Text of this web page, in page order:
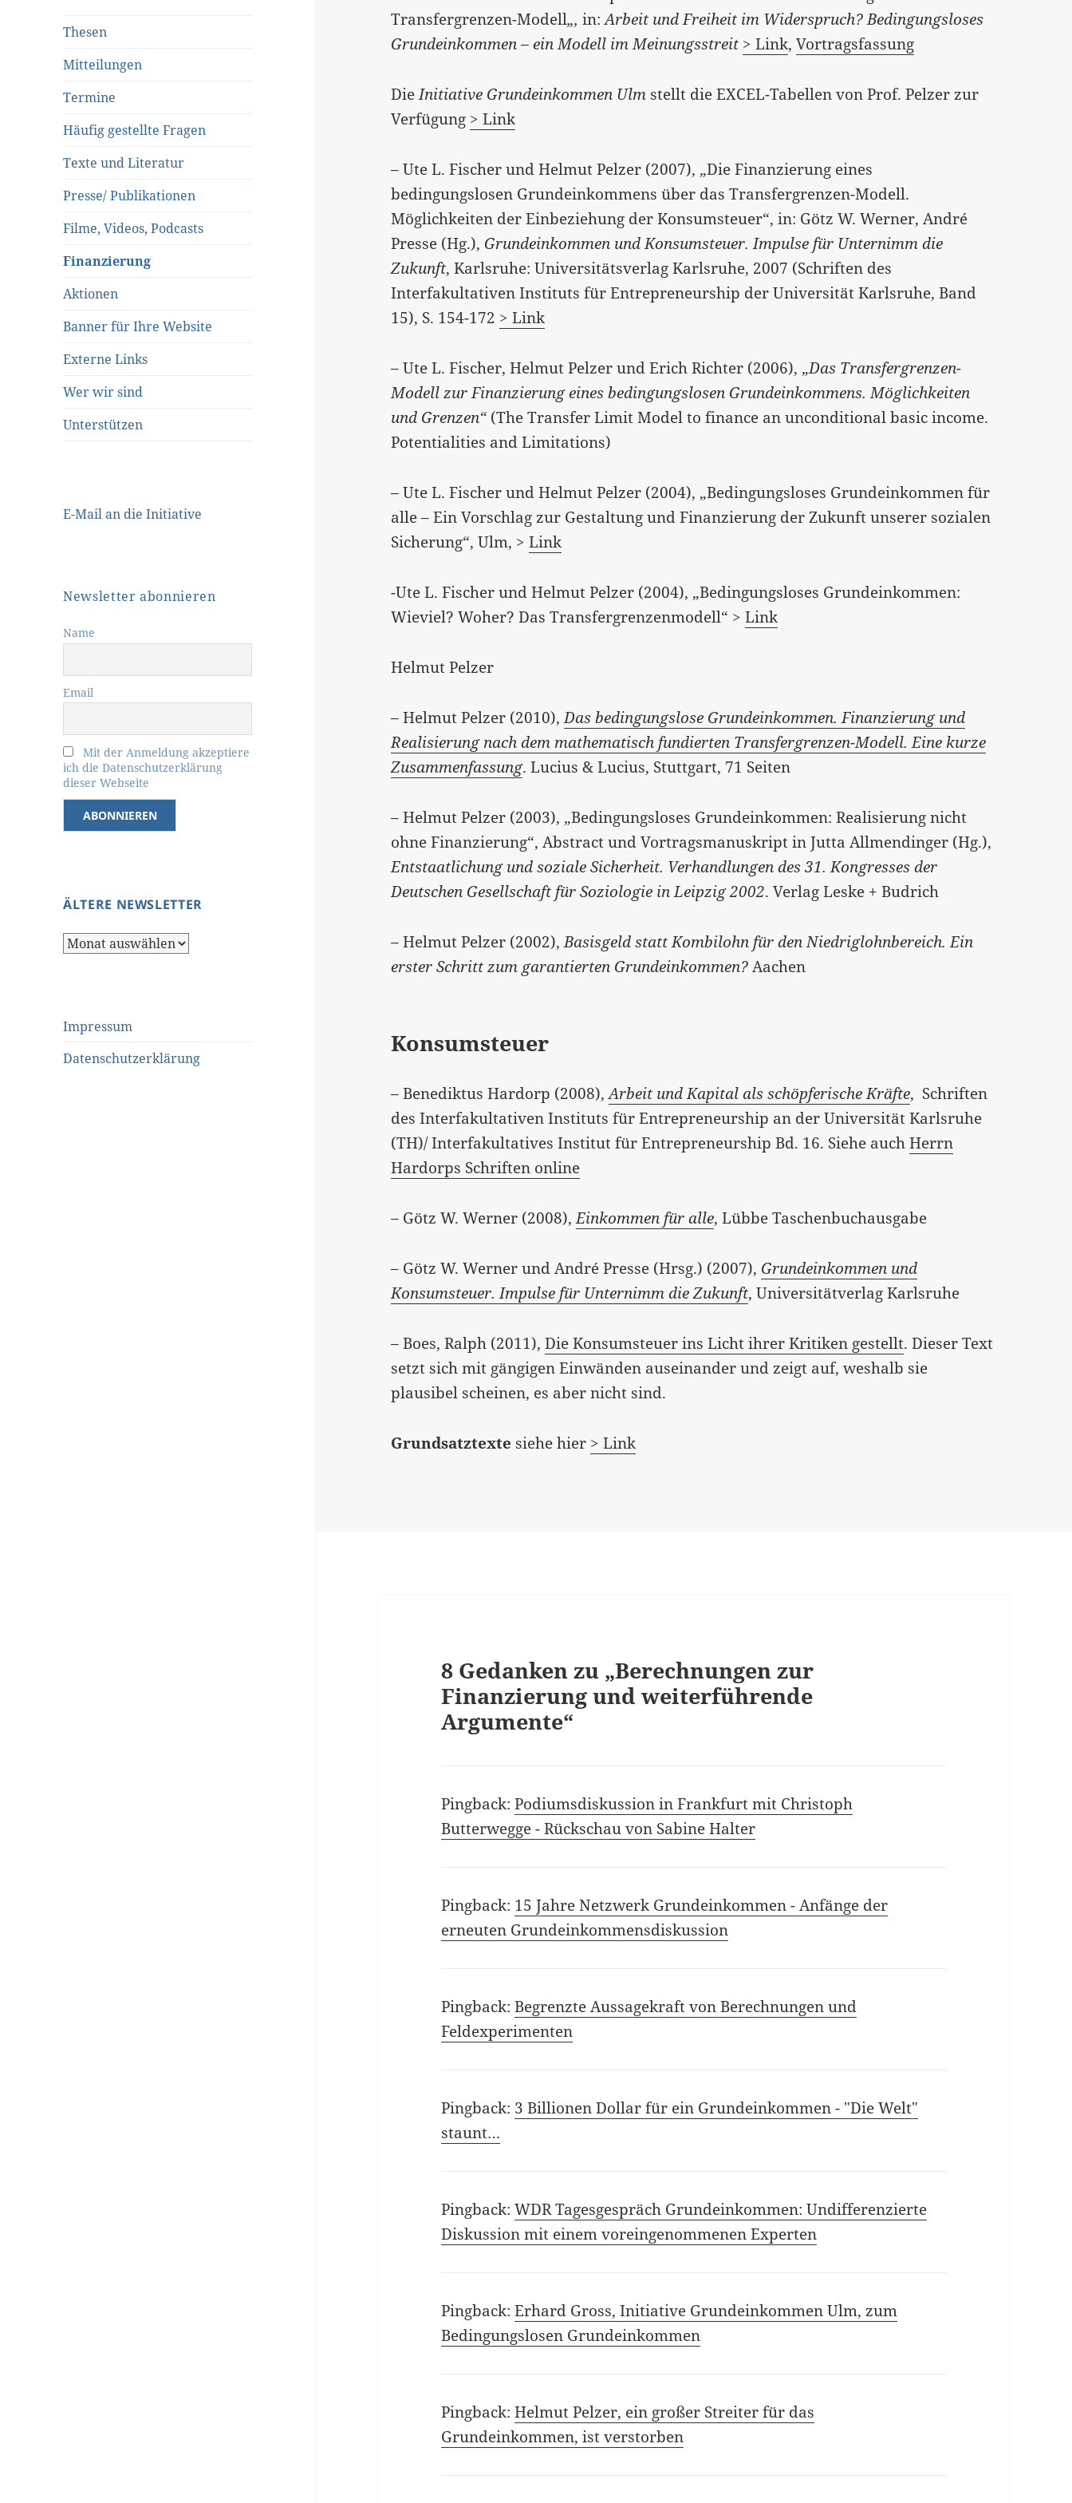
Thesen
Mitteilungen
Termine
Häufig gestellte Fragen
Texte und Literatur
Presse/ Publikationen
Filme, Videos, Podcasts
Finanzierung
Aktionen
Banner für Ihre Website
Externe Links
Wer wir sind
Unterstützen
E-Mail an die Initiative
Newsletter abonnieren
Name
Email
Mit der Anmeldung akzeptiere
ich die Datenschutzerklärung
dieser Webseite
ÄLTERE NEWSLETTER
Ältere
Impressum
Datenschutzerklärung
Transfergrenzen-Modell„,in:Arbeit und Freiheit im Widerspruch? Bedingungsloses
Grundeinkommen – ein Modell im Meinungsstreit > Link,Vortragsfassung
DieInitiative Grundeinkommen Ulm stellt die EXCEL-Tabellen von Prof. Pelzer zur
Verfügung > Link
– Ute L. Fischer und Helmut Pelzer (2007), „Die Finanzierung eines
bedingungslosen Grundeinkommens über das Transfergrenzen-Modell.
Möglichkeiten der Einbeziehung der Konsumsteuer“, in: Götz W. Werner, André
Presse (Hg.), Grundeinkommen und Konsumsteuer. Impulse für Unternimm die
Zukunft, Karlsruhe: Universitätsverlag Karlsruhe, 2007 (Schriften des
Interfakultativen Instituts für Entrepreneurship der Universität Karlsruhe, Band
15), S. 154-172 > Link
– Ute L. Fischer, Helmut Pelzer und Erich Richter (2006), „Das Transfergrenzen-
Modell zur Finanzierung eines bedingungslosen Grundeinkommens. Möglichkeiten
und Grenzen“(The Transfer Limit Model to finance an unconditional basic income.
Potentialities and Limitations)
– Ute L. Fischer und Helmut Pelzer (2004), „Bedingungsloses Grundeinkommen für
alle – Ein Vorschlag zur Gestaltung und Finanzierung der Zukunft unserer sozialen
Sicherung“, Ulm, >Link
-Ute L. Fischer und Helmut Pelzer (2004), „Bedingungsloses Grundeinkommen:
Wieviel? Woher? Das Transfergrenzenmodell“ >Link
Helmut Pelzer
– Helmut Pelzer (2010),Das bedingungslose Grundeinkommen. Finanzierung und
Realisierung nach dem mathematisch fundierten Transfergrenzen-Modell. Eine kurze
Zusammenfassung. Lucius & Lucius, Stuttgart, 71 Seiten
– Helmut Pelzer (2003), „Bedingungsloses Grundeinkommen: Realisierung nicht
ohne Finanzierung“, Abstract und Vortragsmanuskript in Jutta Allmendinger (Hg.),
Entstaatlichung und soziale Sicherheit. Verhandlungen des 31. Kongresses der
Deutschen Gesellschaft fürSoziologie in Leipzig 2002. Verlag Leske + Budrich
– Helmut Pelzer (2002),Basisgeld statt Kombilohn für den Niedriglohnbereich. Ein
erster Schritt zum garantierten Grundeinkommen?Aachen
Konsumsteuer
– Benediktus Hardorp (2008),Arbeit und Kapital als schöpferische Kräfte, Schriften
des Interfakultativen Instituts für Entrepreneurship an der Universität Karlsruhe
(TH)/ Interfakultatives Institut für Entrepreneurship Bd. 16. Siehe auchHerrn
Hardorps Schriften online
– Götz W. Werner (2008),Einkommen für alle, Lübbe Taschenbuchausgabe
– Götz W. Werner und André Presse (Hrsg.) (2007), Grundeinkommen und
Konsumsteuer. Impulse für Unternimm die Zukunft, Universitätverlag Karlsruhe
– Boes, Ralph (2011),Die Konsumsteuer ins Licht ihrer Kritiken gestellt. Dieser Text
setzt sich mit gängigen Einwänden auseinander und zeigt auf, weshalb sie
plausibel scheinen, es aber nicht sind.
Grundsatztexte siehe hier > Link
8 Gedanken zu „Berechnungen zur
Finanzierung und weiterführende
Argumente“
Pingback:Podiumsdiskussion in Frankfurt mit Christoph
Butterwegge - Rückschau von Sabine Halter
Pingback: 15 Jahre Netzwerk Grundeinkommen - Anfänge der
erneuten Grundeinkommensdiskussion
Pingback:Begrenzte Aussagekraft von Berechnungen und
Feldexperimenten
Pingback: 3 Billionen Dollar für ein Grundeinkommen - "Die Welt"
staunt…
Pingback:WDR Tagesgespräch Grundeinkommen: Undifferenzierte
Diskussion mit einem voreingenommenen Experten
Pingback:Erhard Gross, Initiative Grundeinkommen Ulm, zum
Bedingungslosen Grundeinkommen
Pingback:Helmut Pelzer, ein großer Streiter für das
Grundeinkommen, ist verstorben